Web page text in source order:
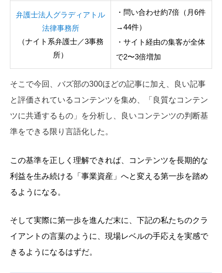
弁護士法人グラディアトル
法律事務所
（ナイト系弁護士／3事務
所）
・問い合わせ約7倍（月6件
→44件）
・サイト経由の集客が全体
で2〜3倍増加
そこで今回、バズ部の300ほどの記事に加え、良い記事
と評価されているコンテンツを集め、「良質なコンテン
ツに共通するもの」を分析し、良いコンテンツの判断基
準をできる限り言語化した。
この基準を正しく理解できれば、コンテンツを長期的な
利益を生み続ける「事業資産」へと変える第一歩を踏め
るようになる。
そして実際に第一歩を進んだ末に、下記の私たちのクラ
イアントの言葉のように、現場レベルの手応えを実感で
きるようになるはずだ。